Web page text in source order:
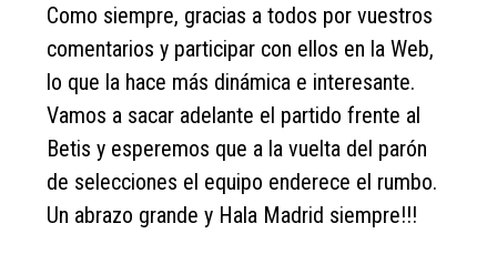
Como siempre, gracias a todos por vuestros
comentarios y participar con ellos en la Web,
lo que la hace más dinámica e interesante.
Vamos a sacar adelante el partido frente al
Betis y esperemos que a la vuelta del parón
de selecciones el equipo enderece el rumbo.
Un abrazo grande y Hala Madrid siempre!!!